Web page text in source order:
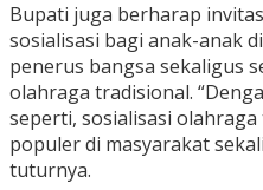
Bupati juga berharap
sosialisasi bagi anak-anak
penerus bangsa sekaligus
olahraga tradisional.
seperti, sosialisasi
populer di masyarakat
tuturnya.